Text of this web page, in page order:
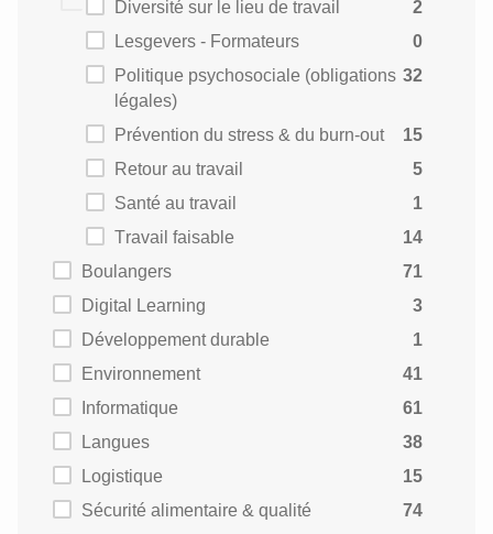
Diversité sur le lieu de travail
2
Lesgevers - Formateurs
0
Politique psychosociale (obligations
légales)
32
Prévention du stress & du burn-out
15
Retour au travail
5
Santé au travail
1
Travail faisable
14
Boulangers
71
Digital Learning
3
Développement durable
1
Environnement
41
Informatique
61
Langues
38
Logistique
15
Sécurité alimentaire & qualité
74